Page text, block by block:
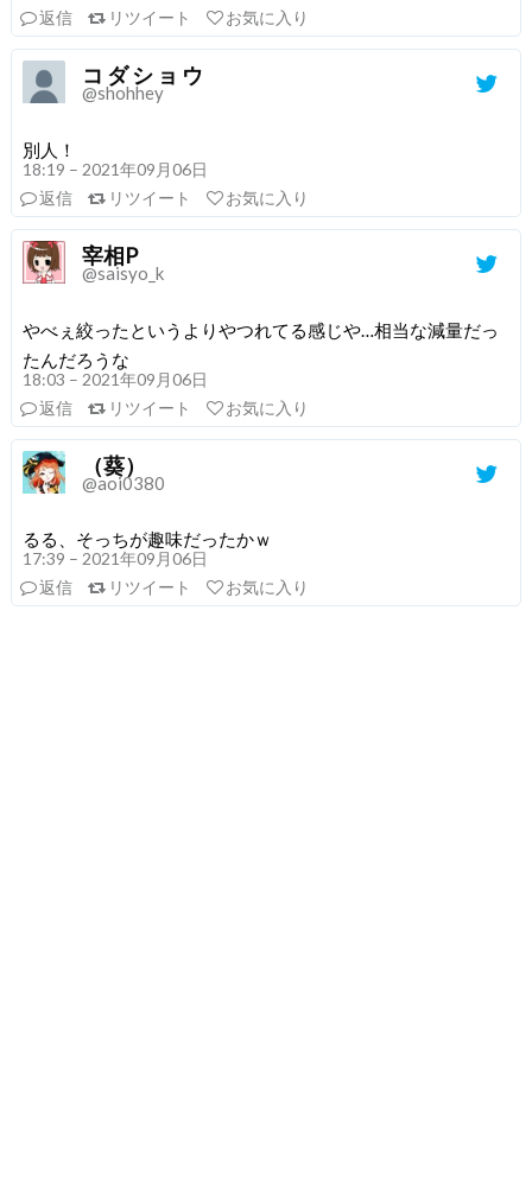
返信
リツイート お気に入り
コ ダ シ ョ ウ
@shohhey
別人！
18:19 – 2021年09月06日
返信
リツイート お気に入り
宰相P
@saisyo_k
やべぇ絞ったというよりやつれてる感じや…相当な減量だっ
たんだろうな
18:03 – 2021年09月06日
返信
リツイート お気に入り
（葵）
@aoi0380
るる、そっちが趣味だったかｗ
17:39 – 2021年09月06日
返信
リツイート お気に入り